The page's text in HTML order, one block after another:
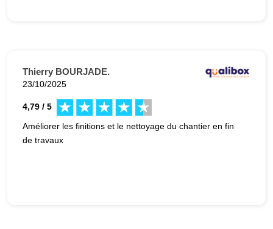
Thierry BOURJADE.
23/10/2025
4,79 / 5
Améliorer les finitions et le nettoyage du chantier en fin
de travaux